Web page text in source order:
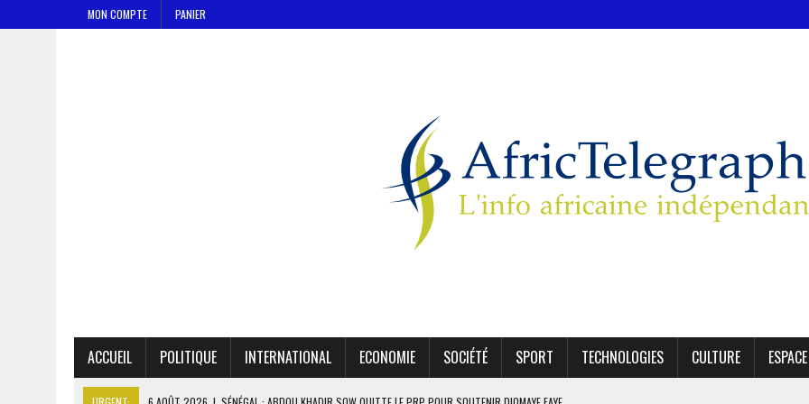
MON COMPTE PANIER
ACCUEIL POLITIQUE INTERNATIONAL ECONOMIE SOCIÉTÉ SPORT TECHNOLOGIES CULTURE